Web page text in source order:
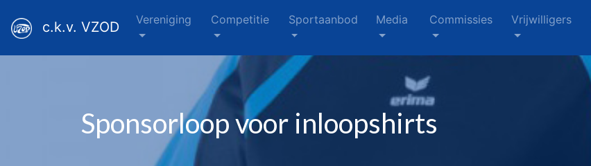
c.k.v. VZOD Vereniging Competitie Sportaanbod Media Commissies Vrijwilligers
Sponsorloop voor inloopshirts